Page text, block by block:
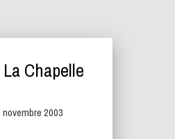
Chapelle
novembre 2003